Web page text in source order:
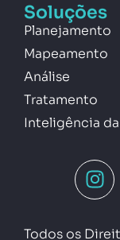
Soluções
Planejamento
Mapeamento
Análise
Tratamento
Inteligência
Todos os